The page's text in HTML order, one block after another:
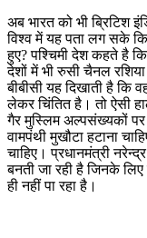
अब भारत को भी ब्रिटिश
विश्व में यह पता लग सके कि
हुए? पश्चिमी देश कहते है
देशों में भी रुसी चैनल
बीबीसी यह दिखाती है कि
लेकर चिंतित है। तो ऐसी
गैर मुस्लिम अल्पसंख्यकों पर
वामपंथी मुखौटा हटाना
चाहिए। प्रधानमंत्री
बनती जा रही है जिनके
ही नहीं पा रहा है।